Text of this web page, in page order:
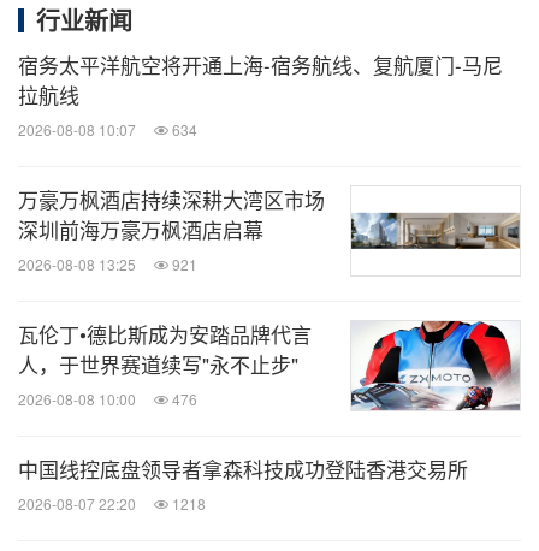
行业新闻
宿务太平洋航空将开通上海-宿务航线、复航厦门-马尼
拉航线
2026-08-08 10:07 634
万豪万枫酒店持续深耕大湾区市场
深圳前海万豪万枫酒店启幕
2026-08-08 13:25 921
瓦伦丁•德比斯成为安踏品牌代言
人，于世界赛道续写"永不止步"
2026-08-08 10:00 476
中国线控底盘领导者拿森科技成功登陆香港交易所
2026-08-07 22:20 1218